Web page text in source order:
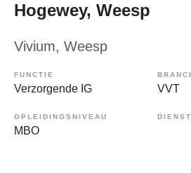
Hogewey, Weesp
Vivium, Weesp
FUNCTIE
Verzorgende IG VVT
OPLEIDINGSNIVEAU
MBO